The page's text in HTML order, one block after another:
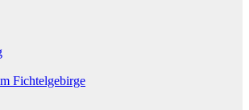
Fichtelgebirge